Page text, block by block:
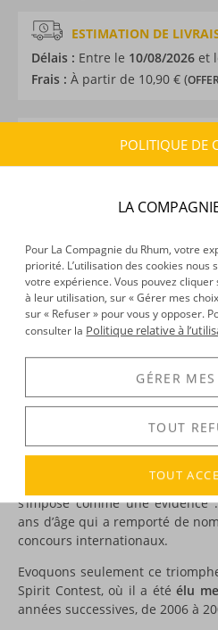
ESTIMATION DE
Délais : Entre le 10/08/2026 et
Frais : À partir de 10,90 € (
CARACTÉRISTIQUES DU
Type d’alcool :Rhum agricole
Colonne
Volume :70CL
Degré :43°
DÉCOUVERTE
Voir tous les produits :
DESCRIPTION
Parmi les rhums de la Maison
s’impose comme une
ans d’âge qui a remporté de
concours internationaux.
Evoquons seulement ce
Spirit Contest, où il a étéélu
années successives, de 2006 à
POLITIQUE DE
LA
Pour La Compagnie du Rhum, votre
priorité. L’utilisation des cookies
votre expérience. Vous pouvez
à leur utilisation, sur « Gérer mes
sur « Refuser » pour vous y opposer.
consulter la Politique relative à
GÉRER
TOUT
TOUT